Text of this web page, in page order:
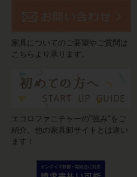
家具についてのご要望やご質問は
こちらより承ります。
エコロファニチャーの"強み"をご
紹介。他の家具卸サイトとは違い
ます！